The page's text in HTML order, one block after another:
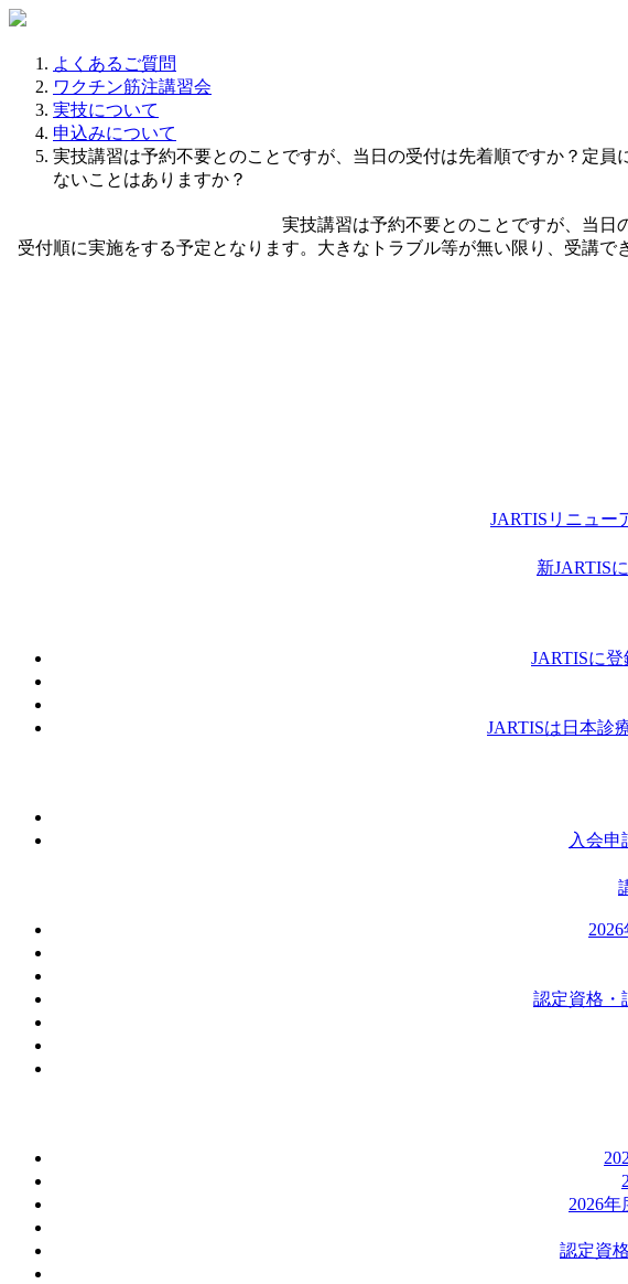
よくあるご質問
ワクチン筋注講習会
実技について
申込みについて
実技講習は予約不要とのことですが、当日の受付は先着順ですか？定員
ないことはありますか？
実技講習は予約不要とのことですが、当日
受付順に実施をする予定となります。大きなトラブル等が無い限り、受講
JARTISリニュー
新JARTIS
JARTISに
JARTISは日本診
入会
認定資格・
2026
認定資